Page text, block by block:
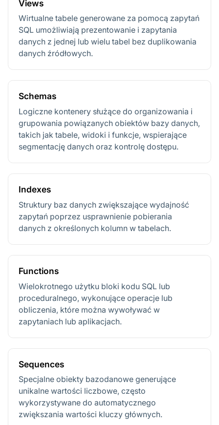
Views
Wirtualne tabele generowane za pomocą zapytań
SQL umożliwiają prezentowanie i zapytania
danych z jednej lub wielu tabel bez duplikowania
danych źródłowych.
Schemas
Logiczne kontenery służące do organizowania i
grupowania powiązanych obiektów bazy danych,
takich jak tabele, widoki i funkcje, wspierające
segmentację danych oraz kontrolę dostępu.
Indexes
Struktury baz danych zwiększające wydajność
zapytań poprzez usprawnienie pobierania
danych z określonych kolumn w tabelach.
Functions
Wielokrotnego użytku bloki kodu SQL lub
proceduralnego, wykonujące operacje lub
obliczenia, które można wywoływać w
zapytaniach lub aplikacjach.
Sequences
Specjalne obiekty bazodanowe generujące
unikalne wartości liczbowe, często
wykorzystywane do automatycznego
zwiększania wartości kluczy głównych.